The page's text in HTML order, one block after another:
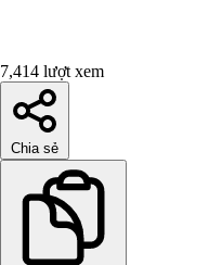
7,414 lượt xem
Chia sẻ